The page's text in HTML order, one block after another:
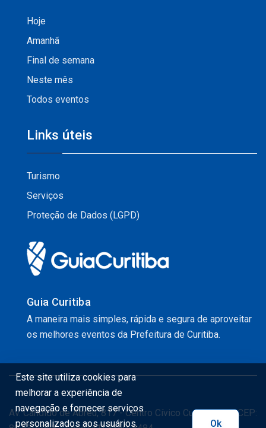
Este site utiliza cookies para
melhorar a experiência de
navegação e fornecer serviços
personalizados aos usuários.
Ok
Hoje
Amanhã
Final de semana
Neste mês
Todos eventos
Links úteis
Turismo
Serviços
Proteção de Dados (LGPD)
Guia Curitiba
A maneira mais simples, rápida e segura de aproveitar
os melhores eventos da Prefeitura de Curitiba.
Av. Cândido de Abreu, 817 - Centro Cívico Curitiba - PR CEP: